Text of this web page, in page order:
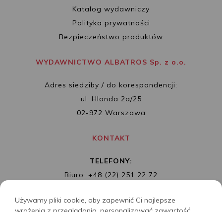
Katalog wydawniczy
Polityka prywatności
Bezpieczeństwo produktów
WYDAWNICTWO ALBATROS Sp. z o.o.
Adres siedziby / do korespondencji:
ul. Hlonda 2a/25
02-972 Warszawa
KONTAKT
TELEFONY:
Biuro: +48 (22) 251 22 72
MAIL: biuro@wydawnictwoalbatros.com
Używamy pliki cookie, aby zapewnić Ci najlepsze